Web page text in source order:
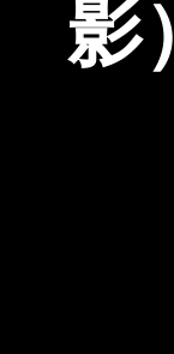
影）